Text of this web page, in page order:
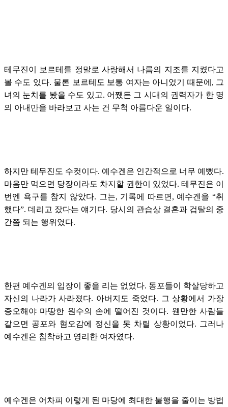
테무진이 보르테를 정말로 사랑해서 나름의 지조를 지켰다고
볼 수도 있다. 물론 보르테도 보통 여자는 아니었기 때문에, 그
녀의 눈치를 봤을 수도 있고. 어쨌든 그 시대의 권력자가 한 명
의 아내만을 바라보고 사는 건 무척 아름다운 일이다.
하지만 테무진도 수컷이다. 예수겐은 인간적으로 너무 예뻤다.
마음만 먹으면 당장이라도 차지할 권한이 있었다. 테무진은 이
번엔 욕구를 참지 않았다. 그는, 기록에 따르면, 예수겐을 “취
했다”. 데리고 잤다는 얘기다. 당시의 관습상 결혼과 겁탈의 중
간쯤 되는 행위였다.
한편 예수겐의 입장이 좋을 리는 없었다. 동포들이 학살당하고
자신의 나라가 사라졌다. 아버지도 죽었다. 그 상황에서 가장
증오해야 마땅한 원수의 손에 떨어진 것이다. 웬만한 사람들
같으면 공포와 혐오감에 정신을 못 차릴 상황이었다. 그러나
예수겐은 침착하고 영리한 여자였다.
예수겐은 어차피 이렇게 된 마당에 최대한 불행을 줄이는 방법